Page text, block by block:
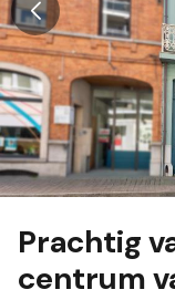
Prachtig
centrum